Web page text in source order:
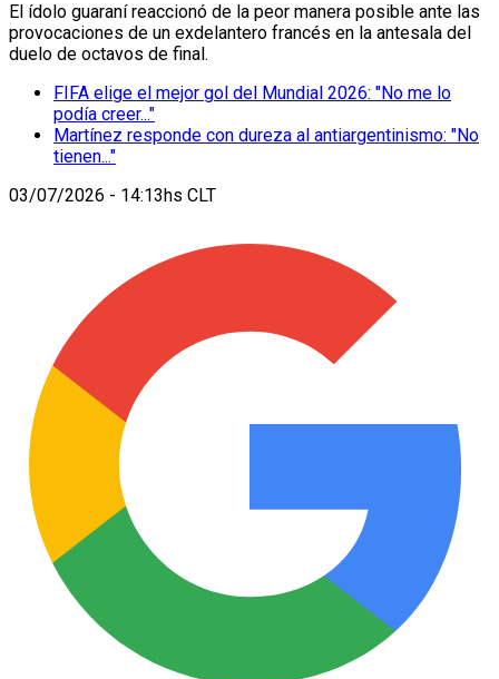
El ídolo guaraní reaccionó de la peor manera posible ante las
provocaciones de un exdelantero francés en la antesala del
duelo de octavos de final.
FIFA elige el mejor gol del Mundial 2026: "No me lo
podía creer..."
Martínez responde con dureza al antiargentinismo: "No
tienen..."
03/07/2026 - 14:13hs CLT